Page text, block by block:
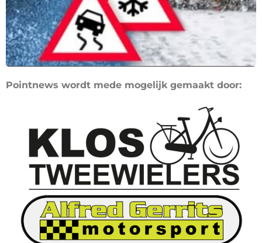
Pointnews wordt mede mogelijk gemaakt door: